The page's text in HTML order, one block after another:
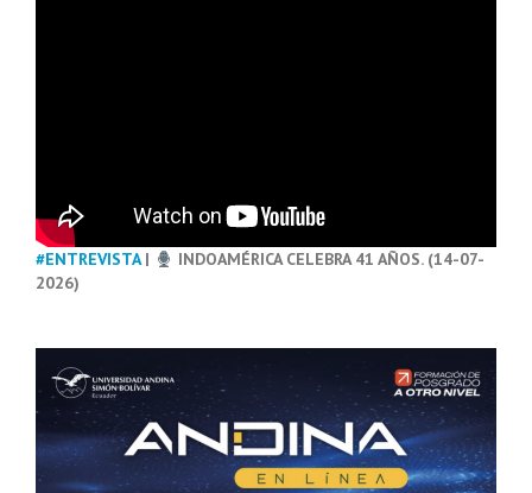
#ENTREVISTA|
INDOAMÉRICA CELEBRA 41 AÑOS. (14-07-
2026)